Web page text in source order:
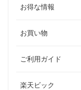
お得な情報
お買い物
ご利用ガイド
楽天ビック